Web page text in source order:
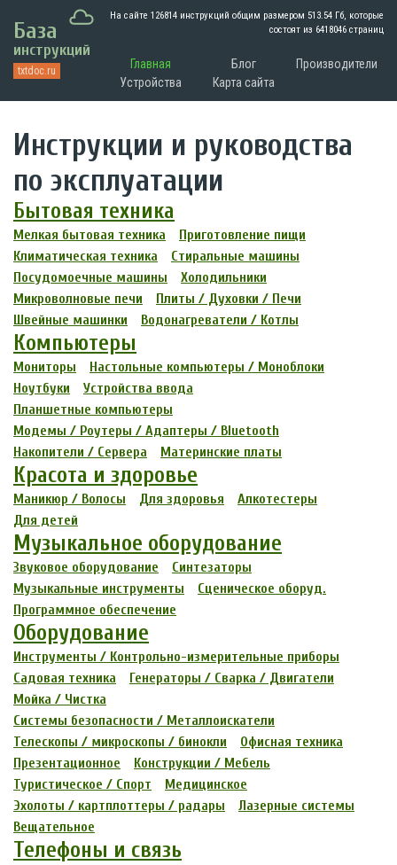
База
инструкций
txtdoc.ru
На сайте 126814 инструкций общим размером 513.54 Гб, которые
состоят из 6418046 страниц
Главная Блог
Производители
Устройства
Карта сайта
Инструкции и руководства
по эксплуатации
Бытовая техника
Мелкая бытовая техника
Приготовление пищи
Климатическая техника
Стиральные машины
Посудомоечные машины
Холодильники
Микроволновые печи
Плиты / Духовки / Печи
Швейные машинки
Водонагреватели / Котлы
Компьютеры
Мониторы
Настольные компьютеры / Моноблоки
Ноутбуки
Устройства ввода
Планшетные компьютеры
Модемы / Роутеры / Адаптеры / Bluetooth
Накопители / Сервера
Материнские платы
Красота и здоровье
Маникюр / Волосы Для здоровья
Алкотестеры
Для детей
Музыкальное оборудование
Звуковое оборудование
Синтезаторы
Музыкальные инструменты
Сценическое оборуд.
Программное обеспечение
Оборудование
Инструменты / Контрольно-измерительные приборы
Садовая техника
Генераторы / Сварка / Двигатели
Мойка / Чистка
Системы безопасности / Металлоискатели
Телескопы / микроскопы / бинокли
Офисная техника
Презентационное
Конструкции / Мебель
Туристическое / Спорт
Медицинское
Эхолоты / картплоттеры / радары
Лазерные системы
Вещательное
Телефоны и связь